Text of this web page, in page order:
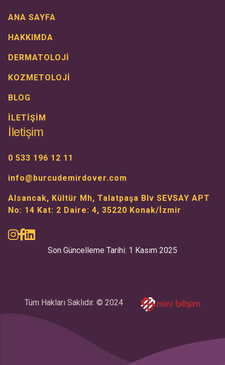
ANA SAYFA
HAKKIMDA
DERMATOLOJİ
KOZMETOLOJİ
BLOG
İLETİŞİM
İletişim
0 533 196 12 11
info@burcudemirdover.com
Alsancak, Kültür Mh, Talatpaşa Blv SEVSAY APT
No: 14 Kat: 2 Daire: 4, 35220 Konak/İzmir
Son Güncelleme Tarihi: 1 Kasım 2025
Tüm Hakları Saklıdır. © 2024